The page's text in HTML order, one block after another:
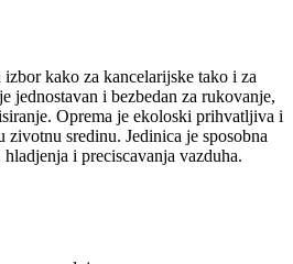
kako za kancelarijske tako i za
jednostavan i bezbedan za rukovanje,
Oprema je ekoloski prihvatljiva i
zivotnu sredinu. Jedinica je sposobna
i preciscavanja vazduha.